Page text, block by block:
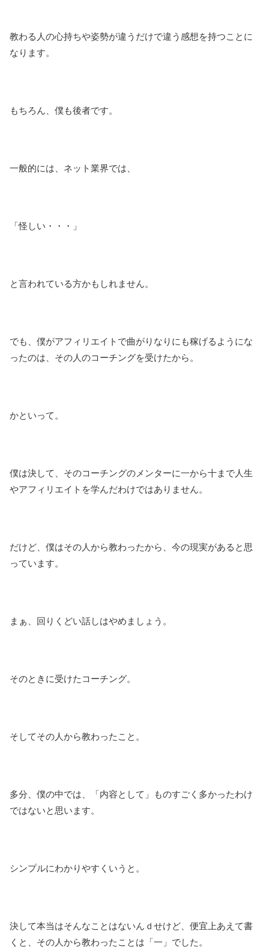
教わる人の心持ちや姿勢が違うだけで違う感想を持つことに
なります。
もちろん、僕も後者です。
一般的には、ネット業界では、
「怪しい・・・」
と言われている方かもしれません。
でも、僕がアフィリエイトで曲がりなりにも稼げるようにな
ったのは、その人のコーチングを受けたから。
かといって。
僕は決して、そのコーチングのメンターに一から十まで人生
やアフィリエイトを学んだわけではありません。
だけど、僕はその人から教わったから、今の現実があると思
っています。
まぁ、回りくどい話しはやめましょう。
そのときに受けたコーチング。
そしてその人から教わったこと。
多分、僕の中では、「内容として」ものすごく多かったわけ
ではないと思います。
シンプルにわかりやすくいうと。
決して本当はそんなことはないんｄせけど、便宜上あえて書
くと、その人から教わったことは「一」でした。